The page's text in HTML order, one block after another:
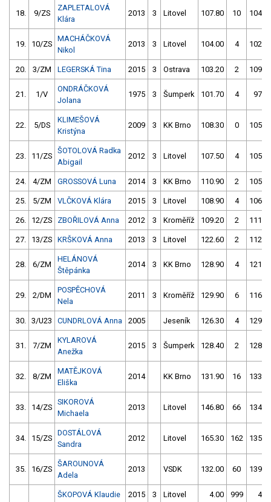
18. 9/ZS
ZAPLETALOVÁ
Klára
2013 3 Litovel 107.80 10
19. 10/ZS
MACHÁČKOVÁ
Nikol
2013 3 Litovel 104.00 4
20. 3/ZM LEGERSKÁ Tina 2015 3 Ostrava 103.20 2
21. 1/V
ONDRÁČKOVÁ
Jolana
1975 3 Šumperk 101.70 4
22. 5/DS
KLIMEŠOVÁ
Kristýna
2009 3 KK Brno 108.30 0
23. 11/ZS
ŠOTOLOVÁ Radka
Abigail
2012 3 Litovel 107.50 4
24. 4/ZM GROSSOVÁ Luna 2014 3 KK Brno 110.90 2
25. 5/ZM VLČKOVÁ Klára 2015 3 Litovel 108.90 4
26. 12/ZS ZBOŘILOVÁ Anna 2012 3 Kroměříž 109.20 2
27. 13/ZS KRŠKOVÁ Anna 2013 3 Litovel 122.60 2
28. 6/ZM
HELÁNOVÁ
Štěpánka
2014 3 KK Brno 128.90 4
29. 2/DM
POSPĚCHOVÁ
Nela
2011 3 Kroměříž 129.90 6
30. 3/U23 CUNDRLOVÁ Anna 2005 Jeseník 126.30 4
31. 7/ZM
KYLAROVÁ
Anežka
2015 3 Šumperk 128.40 2
32. 8/ZM
MATĚJKOVÁ
Eliška
2014 KK Brno 131.90 16
33. 14/ZS
SIKOROVÁ
Michaela
2013 Litovel 146.80 66
34. 15/ZS
DOSTÁLOVÁ
Sandra
2012 Litovel 165.30 162
35. 16/ZS
ŠAROUNOVÁ
Adela
2013 VSDK 132.00 60
ŠKOPOVÁ Klaudie 2015 3 Litovel 4.00 999